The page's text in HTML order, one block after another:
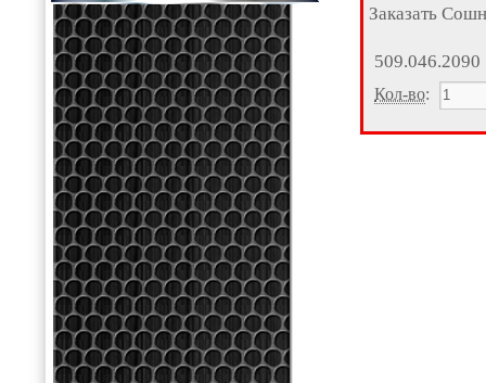
Заказать
509.046.2090
Кол-во: